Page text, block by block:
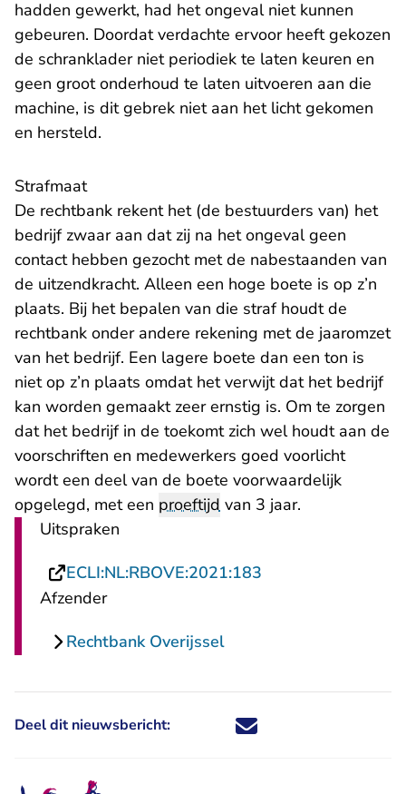
hadden gewerkt, had het ongeval niet kunnen
gebeuren. Doordat verdachte ervoor heeft gekozen
de schranklader niet periodiek te laten keuren en
geen groot onderhoud te laten uitvoeren aan die
machine, is dit gebrek niet aan het licht gekomen
en hersteld.
Strafmaat
De rechtbank rekent het (de bestuurders van) het
bedrijf zwaar aan dat zij na het ongeval geen
contact hebben gezocht met de nabestaanden van
de uitzendkracht. Alleen een hoge boete is op z’n
plaats. Bij het bepalen van die straf houdt de
rechtbank onder andere rekening met de jaaromzet
van het bedrijf. Een lagere boete dan een ton is
niet op z’n plaats omdat het verwijt dat het bedrijf
kan worden gemaakt zeer ernstig is. Om te zorgen
dat het bedrijf in de toekomt zich wel houdt aan de
voorschriften en medewerkers goed voorlicht
wordt een deel van de boete voorwaardelijk
opgelegd, met een proeftijd van 3 jaar.
Uitspraken
ECLI:NL:RBOVE:2021:183
Afzender
Rechtbank Overijssel
Deel dit nieuwsbericht: Deel dit nieuwsbericht via X -
Deel dit nieuwsbericht via
Deel dit nieuwsbericht
Deel dit